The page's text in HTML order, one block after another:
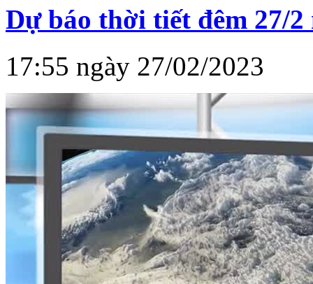
Dự báo thời tiết đêm 27/2
17:55 ngày 27/02/2023